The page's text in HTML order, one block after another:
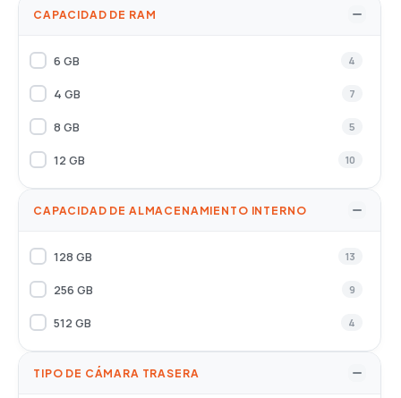
CAPACIDAD DE RAM
6 GB 4
4 GB 7
8 GB 5
12 GB 10
CAPACIDAD DE ALMACENAMIENTO INTERNO
128 GB 13
256 GB 9
512 GB 4
TIPO DE CÁMARA TRASERA